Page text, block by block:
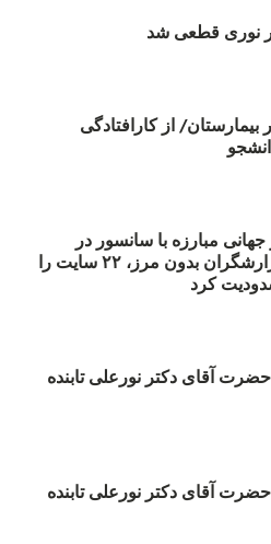
قطعی شد
از کارافتادگی
روز جهانی مبارزه با سانسور در
اینترنت: #آزادی هم‌آیند گزارشگران‌ بدون مرز، ۲۲ سایت را
کرد
حضرت آقای دکتر نورعلی تابنده
حضرت آقای دکتر نورعلی تابنده